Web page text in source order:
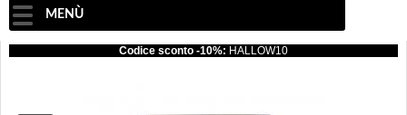
MENÙ
Codice sconto -10%: HALLOW10